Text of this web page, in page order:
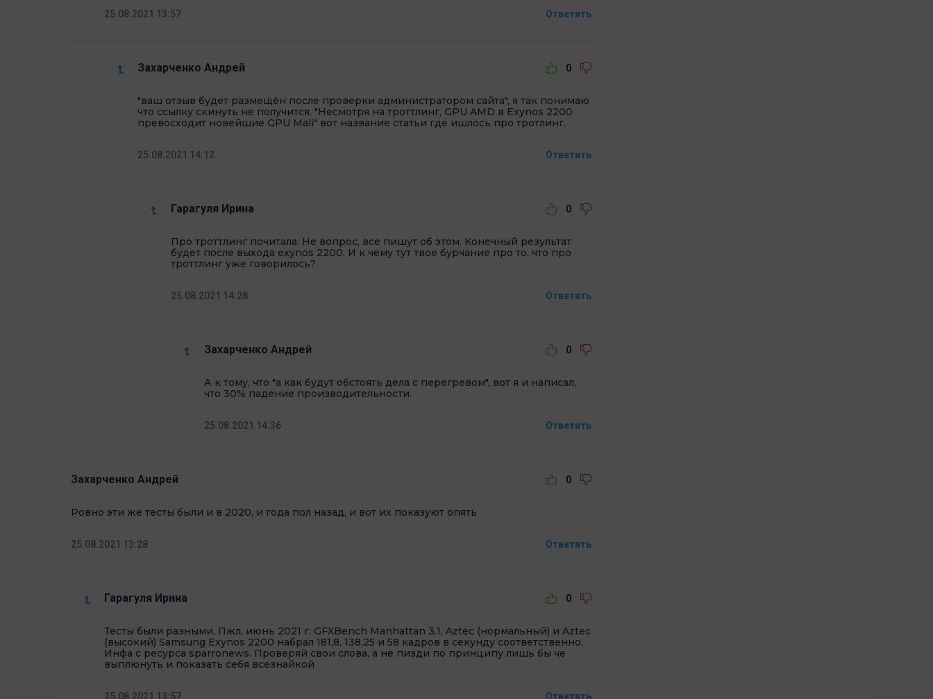
25.08.2021 13:57 Ответить
Захарченко Андрей 0
"ваш отзыв будет размещён после проверки администратором сайта", я так понимаю
что ссылку скинуть не получится. "Несмотря на троттлинг, GPU AMD в Exynos 2200
превосходит новейшие GPU Mali" вот название статьи где ишлось про тротлинг.
25.08.2021 14:12 Ответить
Гарагуля Ирина 0
Про троттлинг почитала. Не вопрос, все пишут об этом. Конечный результат
будет после выхода exynos 2200. И к чему тут твое бурчание про то, что про
троттлинг уже говорилось?
25.08.2021 14:28 Ответить
Захарченко Андрей 0
А к тому, что "а как будут обстоять дела с перегревом", вот я и написал,
что 30% падение производительности.
25.08.2021 14:36 Ответить
Захарченко Андрей 0
Ровно эти же тесты были и в 2020, и года пол назад, и вот их показуют опять
25.08.2021 13:28 Ответить
Гарагуля Ирина 0
Тесты были разными. Пжл, июнь 2021 г. GFXBench Manhattan 3.1, Aztec (нормальный) и Aztec
(высокий) Samsung Exynos 2200 набрал 181,8, 138,25 и 58 кадров в секунду соответственно.
Инфа с ресурса sparronews. Проверяй свои слова, а не пизди по принципу лишь бы че
выплюнуть и показать себя всезнайкой
25.08.2021 13:57 Ответить